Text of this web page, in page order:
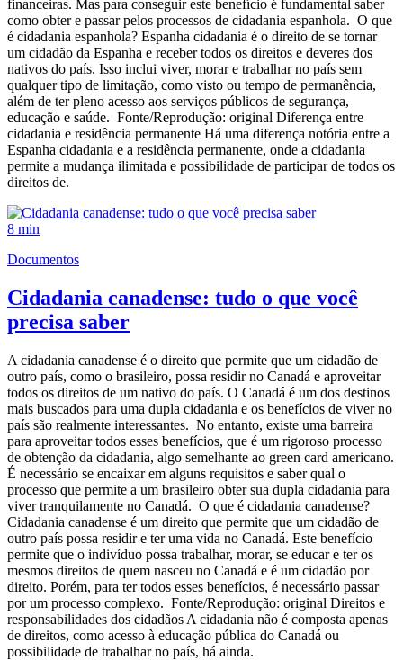
financeiras. Mas para conseguir este benefício é fundamental saber
como obter e passar pelos processos de cidadania espanhola. O que
é cidadania espanhola? Espanha cidadania é o direito de se tornar
um cidadão da Espanha e receber todos os direitos e deveres dos
nativos do país. Isso inclui viver, morar e trabalhar no país sem
qualquer tipo de limitação, como visto ou tempo de permanência,
além de ter pleno acesso aos serviços públicos de segurança,
educação e saúde. Fonte/Reprodução: original Diferença entre
cidadania e residência permanente Há uma diferença notória entre a
Espanha cidadania e a residência permanente, onde a cidadania
permite a mudança ilimitada e possibilidade de participar de todos os
direitos de.
8 min
Documentos
Cidadania canadense: tudo o que você
precisa saber
A cidadania canadense é o direito que permite que um cidadão de
outro país, como o brasileiro, possa residir no Canadá e aproveitar
todos os direitos de um nativo do país. O Canadá é um dos destinos
mais buscados para uma dupla cidadania e os benefícios de viver no
país são realmente interessantes. No entanto, existe uma barreira
para aproveitar todos esses benefícios, que é um rigoroso processo
de obtenção da cidadania, algo semelhante ao green card americano.
É necessário se encaixar em alguns requisitos e saber qual o
processo que permite a um brasileiro obter sua dupla cidadania para
viver tranquilamente no Canadá. O que é cidadania canadense?
Cidadania canadense é um direito que permite que um cidadão de
outro país possa residir e ter uma vida no Canadá. Este benefício
permite que o indivíduo possa trabalhar, morar, se educar e ter os
mesmos direitos de quem nasceu no Canadá e é um cidadão por
direito. Porém, para ter todos esses benefícios, é necessário passar
por um processo complexo. Fonte/Reprodução: original Direitos e
responsabilidades dos cidadãos A cidadania não é composta apenas
de direitos, como acesso à educação pública do Canadá ou
possibilidade de trabalhar no país, há ainda.